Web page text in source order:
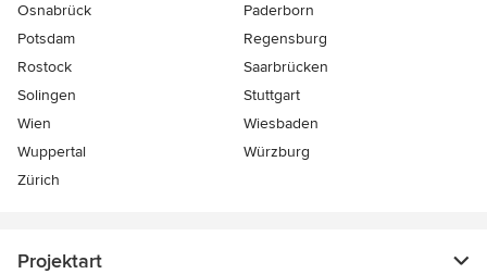
Osnabrück
Paderborn
Potsdam
Regensburg
Rostock
Saarbrücken
Solingen
Stuttgart
Wien
Wiesbaden
Wuppertal
Würzburg
Zürich
Projektart